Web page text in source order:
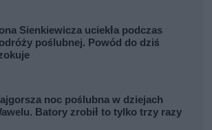
Sienkiewicza uciekła podczas
poślubnej. Powód do dziś
noc poślubna w dziejach
Batory zrobił to tylko trzy razy